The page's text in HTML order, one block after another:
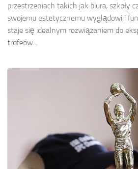
przestrzeniach takich jak biura, szkoły
swojemu estetycznemu wyglądowi i
staje się idealnym rozwiązaniem do
trofeów...